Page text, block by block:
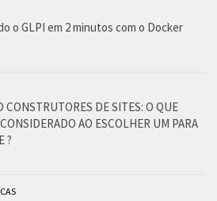
o GLPI em 2 minutos com o Docker
CONSTRUTORES DE SITES: O QUE
AO ESCOLHER UM PARA
?